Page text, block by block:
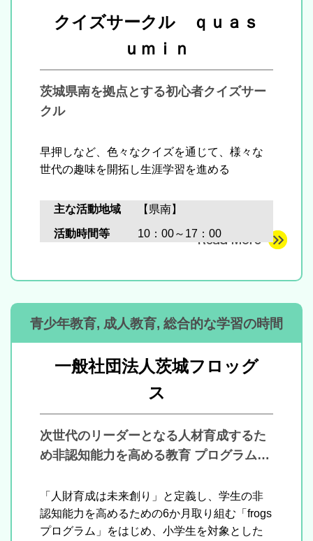
クイズサークル ｑｕａｓ
ｕｍｉｎ
茨城県南を拠点とする初心者クイズサー
クル
早押しなど、色々なクイズを通じて、様々な
世代の趣味を開拓し生涯学習を進める
主な活動地域 【県南】
活動時間等 10：00～17：00
青少年教育, 成人教育, 総合的な学習の時間
一般社団法人茨城フロッグ
ス
次世代のリーダーとなる人材育成するた
め非認知能力を高める教育 プログラムを
「人財育成は未来創り」と定義し、学生の非
認知能力を高めるための6か月取り組む「frogs
プログラム」をはじめ、小学生を対象とした